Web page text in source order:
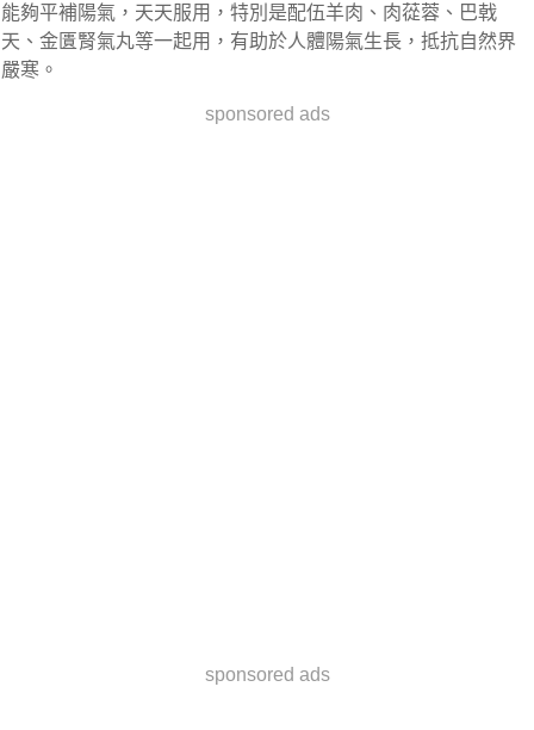
能夠平補陽氣，天天服用，特別是配伍羊肉、肉蓯蓉、巴戟
天、金匱腎氣丸等一起用，有助於人體陽氣生長，抵抗自然界
嚴寒。
sponsored ads
sponsored ads